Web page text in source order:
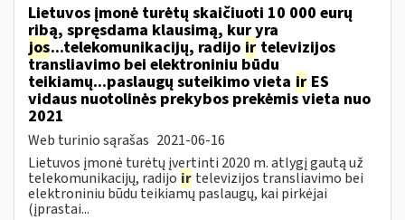
Lietuvos įmonė turėtų skaičiuoti 10 000 eurų
ribą, spręsdama klausimą, kur yra
jos...telekomunikacijų, radijo ir televizijos
transliavimo bei elektroniniu būdu
teikiamų...paslaugų suteikimo vieta ir ES
vidaus nuotolinės prekybos prekėmis vieta nuo
2021
Web turinio sąrašas 2021-06-16
Lietuvos įmonė turėtų įvertinti 2020 m. atlygį gautą už
telekomunikacijų, radijo ir televizijos transliavimo bei
elektroniniu būdu teikiamų paslaugų, kai pirkėjai
(įprastai...